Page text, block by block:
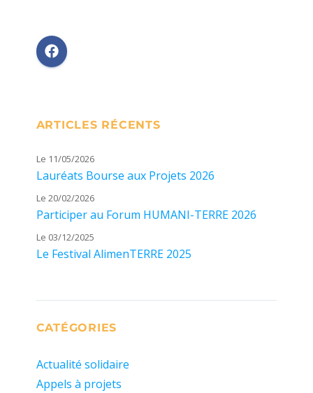
ARTICLES RÉCENTS
Le 11/05/2026
Lauréats Bourse aux Projets 2026
Le 20/02/2026
Participer au Forum HUMANI-TERRE 2026
Le 03/12/2025
Le Festival AlimenTERRE 2025
CATÉGORIES
Actualité solidaire
Appels à projets